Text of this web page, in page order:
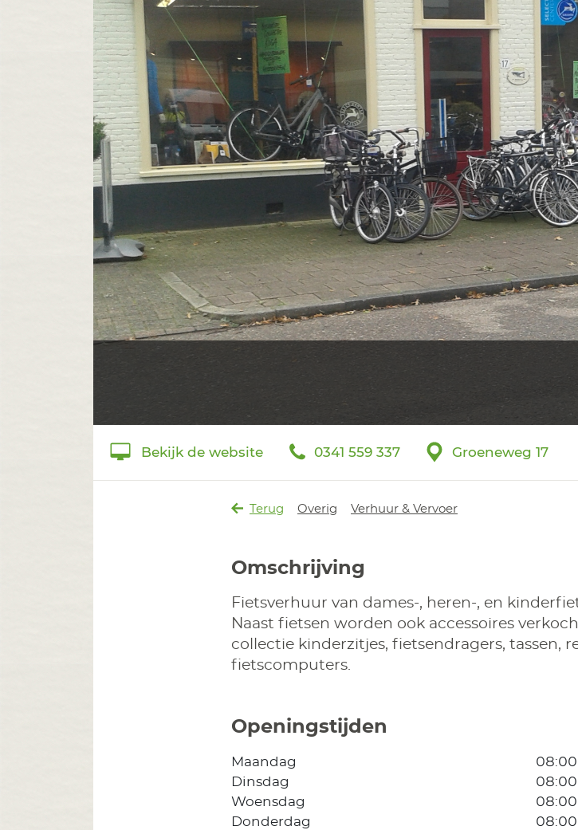
Bekijk de website 0341 559 337 Groeneweg 17
Terug Overig Verhuur & Vervoer
Omschrijving
Fietsverhuur van dames-, heren-, en
Naast fietsen worden ook accessoires
collectie kinderzitjes, fietsendragers, tassen,
fietscomputers.
Openingstijden
Maandag
Dinsdag
Woensdag
Donderdag